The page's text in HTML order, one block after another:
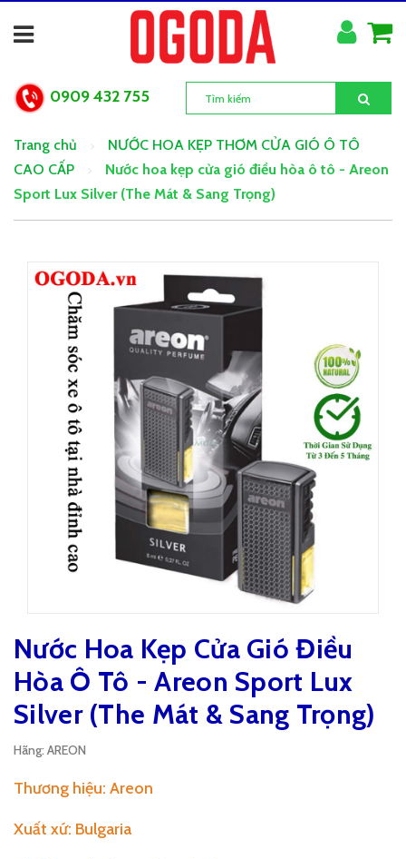
0909 432 755
Trang chủ
NƯỚC HOA KẸP THƠM CỬA GIÓ Ô TÔ
CAO CẤP
Nước hoa kẹp cửa gió điều hòa ô tô - Areon
Sport Lux Silver (The Mát & Sang Trọng)
Nước Hoa Kẹp Cửa Gió Điều
Hòa Ô Tô - Areon Sport Lux
Silver (The Mát & Sang Trọng)
Hãng: AREON
Thương hiệu: Areon
Xuất xứ: Bulgaria